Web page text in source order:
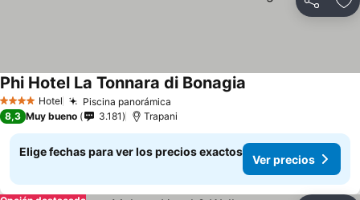
Compartir
4 EstrellasHotel Piscina panorámica
Phi Hotel La Tonnara di Bonagia
8,3 Muy bueno 3.181 Trapani
Elige fechas para ver los precios exactos
Ver precios